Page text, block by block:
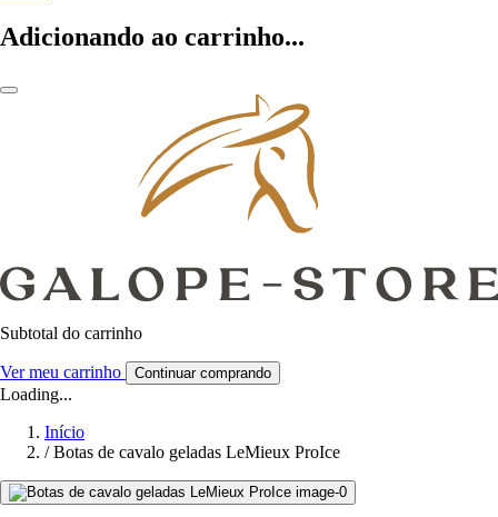
Adicionando ao carrinho...
Subtotal do carrinho
Ver meu carrinho Continuar comprando
Loading...
Início
/ Botas de cavalo geladas LeMieux ProIce